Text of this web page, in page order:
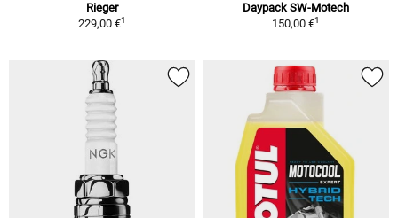
Rieger
229,00 €1
Daypack SW-Motech
150,00 €1